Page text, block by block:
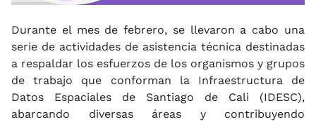
Durante el mes de febrero, se llevaron a cabo una
serie de actividades de asistencia técnica destinadas
a respaldar los esfuerzos de los organismos y grupos
de trabajo que conforman la Infraestructura de
Datos Espaciales de Santiago de Cali (IDESC),
abarcando diversas áreas y contribuyendo